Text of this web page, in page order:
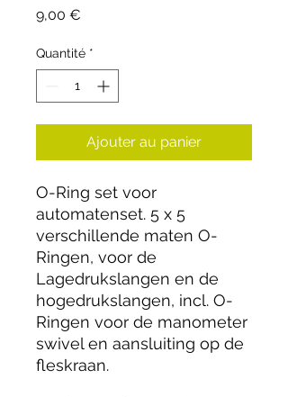
9,00 €
Quantité *
Ajouter au panier
O-Ring set voor
automatenset. 5 x 5
verschillende maten O-
Ringen, voor de
Lagedrukslangen en de
hogedrukslangen, incl. O-
Ringen voor de manometer
swivel en aansluiting op de
fleskraan.